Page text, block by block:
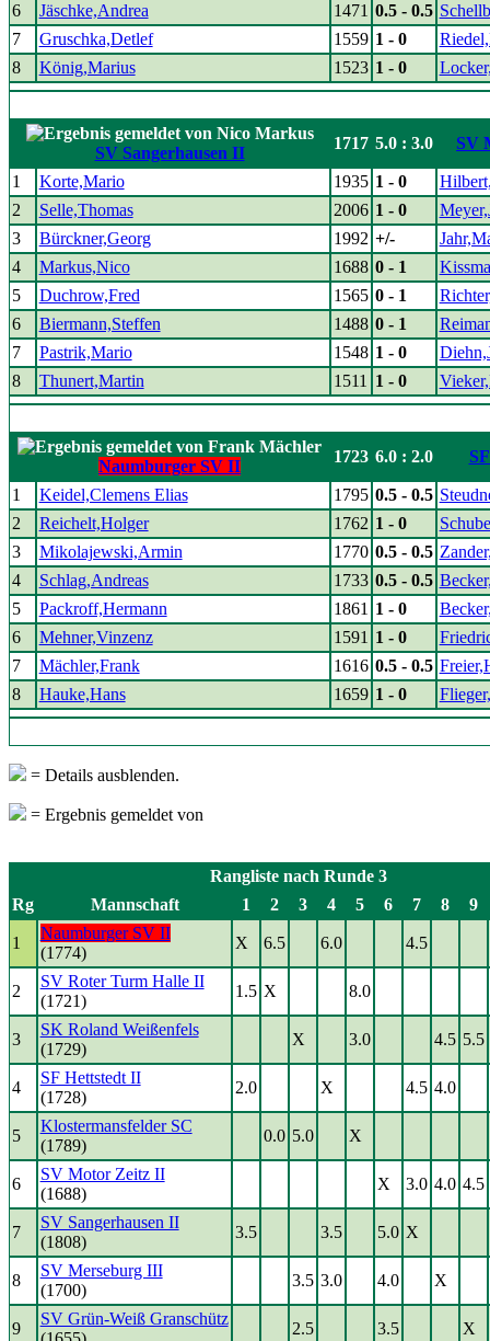
6
Jäschke,Andrea 1471 0.5 - 0.5
7
Gruschka,Detlef 1559 1 - 0
8
König,Marius 1523 1 - 0
SV Sangerhausen II
1717 5.0 : 3.0 SV
1 Korte,Mario 1935 1 - 0
2
Selle,Thomas 2006 1 - 0
3
Bürckner,Georg 1992 +/-
4
Markus,Nico 1688 0 - 1
5
Duchrow,Fred 1565 0 - 1
6
Biermann,Steffen 1488 0 - 1
7
Pastrik,Mario 1548 1 - 0
8
Thunert,Martin 1511 1 - 0
Naumburger SV II
1723 6.0 : 2.0
1 Keidel,Clemens Elias 1795 0.5 - 0.5
2
Reichelt,Holger 1762 1 - 0
3
Mikolajewski,Armin 1770 0.5 - 0.5
4
Schlag,Andreas 1733 0.5 - 0.5
5
Packroff,Hermann 1861 1 - 0
6
Mehner,Vinzenz 1591 1 - 0
7
Mächler,Frank 1616 0.5 - 0.5
8
Hauke,Hans 1659 1 - 0
= Details ausblenden.
= Ergebnis gemeldet von
Rangliste nach Runde 3
Rg
Mannschaft 1 2 3 4 5 6 7 8 9
1
Naumburger SV II
(1774)
X 6.5 6.0 4.5
2
SV Roter Turm Halle II
(1721)
1.5 X 8.0
3
SK Roland Weißenfels
(1729)
X 3.0 4.5 5.5
4
SF Hettstedt II
(1728)
2.0 X 4.5 4.0
5
Klostermansfelder SC
(1789)
0.0 5.0 X
6
SV Motor Zeitz II
(1688)
X 3.0 4.0 4.5
7
SV Sangerhausen II
(1808)
3.5 3.5 5.0 X
8
SV Merseburg III
(1700)
3.5 3.0 4.0 X
9
SV Grün-Weiß Granschütz
2.5 3.5 X